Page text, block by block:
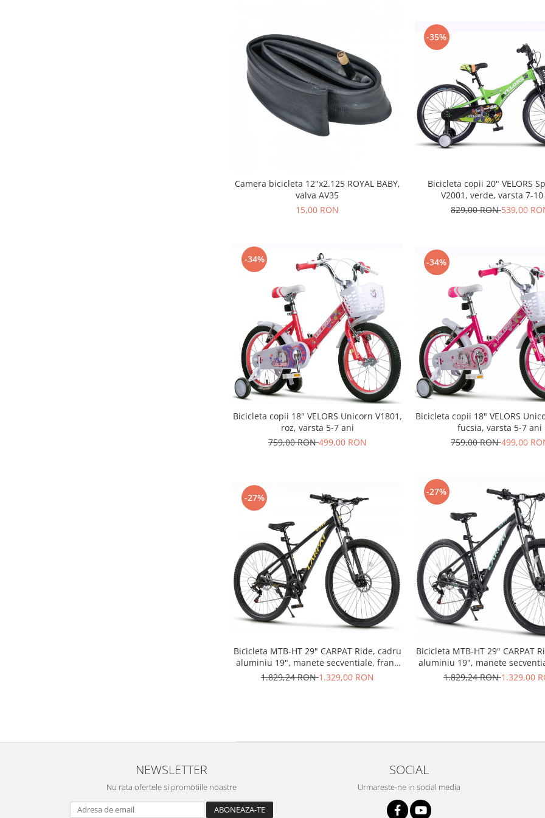
Camera bicicleta 12"x2.125 ROYAL BABY,
valva AV35
15,00 RON
-35%
Bicicleta copii 20" VELORS
V2001, verde, varsta 7-
829,00 RON539,00
-34%
Bicicleta copii 18" VELORS Unicorn V1801,
roz, varsta 5-7 ani
759,00 RON499,00 RON
-34%
Bicicleta copii 18" VELORS
fucsia, varsta 5-7 ani
759,00 RON499,00
-27%
Bicicleta MTB-HT 29" CARPAT Ride, cadru
aluminiu 19", manete secventiale, frane
hidraulice, 21 viteze, negru/galben
1.829,24 RON1.329,00 RON
-27%
Bicicleta MTB-HT 29" CARPAT
aluminiu 19", manete
hidraulice, 21 viteze,
1.829,24 RON1.329,00
NEWSLETTER
Nu rata ofertele si promotiile noastre
SOCIAL
Urmareste-ne in social media